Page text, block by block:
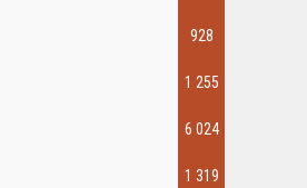
928
1 255
6 024
1 319